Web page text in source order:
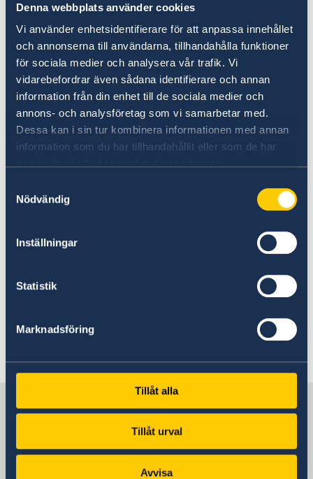
Denna webbplats använder cookies
Vi använder enhetsidentifierare för att anpassa innehållet
och annonserna till användarna, tillhandahålla funktioner
för sociala medier och analysera vår trafik. Vi
vidarebefordrar även sådana identifierare och annan
information från din enhet till de sociala medier och
annons- och analysföretag som vi samarbetar med.
Dessa kan i sin tur kombinera informationen med annan
information som du har tillhandahållit eller som de har
Nödvändig
Inställningar
Statistik
Marknadsföring
Tillåt alla
Tillåt urval
Avvisa
Mer information
SOLVIT – ett nätverk för problemlösning där
EU-länderna samarbetar för att praktiskt lösa
problem som beror på att bestämmelserna för
den inre marknaden har tillämpats felaktigt.
SOLVIT
Ditt Europa – Praktiska råd för dig som vill göra
Ditt Europa
Marknadstillträdesdatabasen (The Market
export från EU till länder utanför EU.
(endast på
Sverige i Irland
SVERIGES AMBASSAD